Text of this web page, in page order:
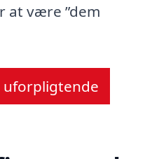
at være ”dem
uforpligtende